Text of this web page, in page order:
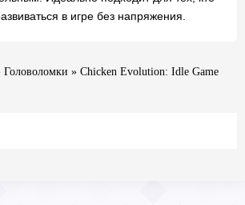
в игре без напряжения.
Головоломки » Chicken Evolution: Idle Game